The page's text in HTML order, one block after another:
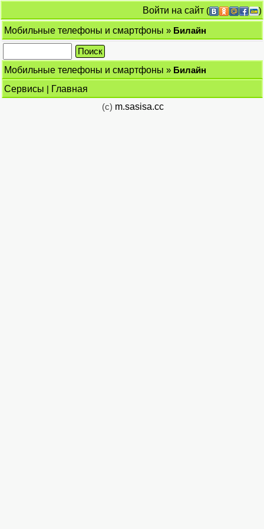
Войти на сайт (
)
Мобильные телефоны и смартфоны » Билайн
Мобильные телефоны и смартфоны » Билайн
Сервисы | Главная
(c) m.sasisa.cc